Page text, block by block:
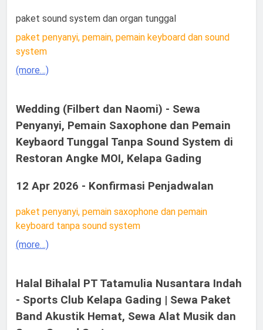
paket sound system dan organ tunggal
paket penyanyi, pemain, pemain keyboard dan sound
system
(more…)
Wedding (Filbert dan Naomi) - Sewa
Penyanyi, Pemain Saxophone dan Pemain
Keybaord Tunggal Tanpa Sound System di
Restoran Angke MOI, Kelapa Gading
12 Apr 2026 - Konfirmasi Penjadwalan
paket penyanyi, pemain saxophone dan pemain
keyboard tanpa sound system
(more…)
Halal Bihalal PT Tatamulia Nusantara Indah
- Sports Club Kelapa Gading | Sewa Paket
Band Akustik Hemat, Sewa Alat Musik dan